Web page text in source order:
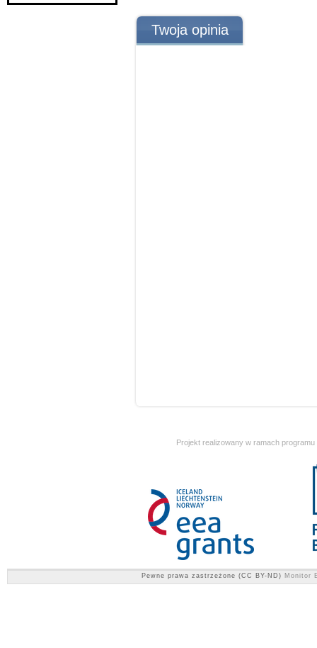
Twoja opinia
Projekt realizowany w ramach
Pewne prawa zastrzeżone (CC BY-ND) Monitor